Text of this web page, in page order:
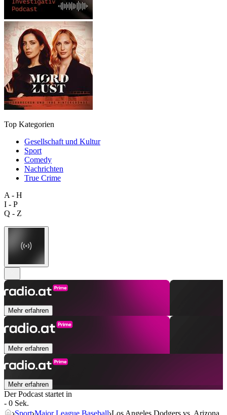
Top Kategorien
Gesellschaft und Kultur
Sport
Comedy
Nachrichten
True Crime
A - H
I - P
Q - Z
Mehr erfahren
Mehr erfahren
Mehr erfahren
Der Podcast startet in
- 0 Sek.